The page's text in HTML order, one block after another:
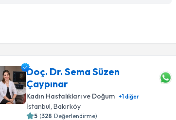
Doç. Dr. Sema Süzen
Çaypınar
Kadın Hastalıkları ve Doğum +1diğer
İstanbul, Bakırköy
5 (328 Değerlendirme)